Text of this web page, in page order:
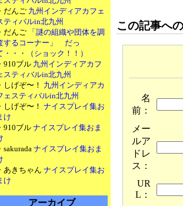
だんご 九州インディアカフェ
ティバルin北九州
だんご
「謎の組織や団体を調
するコーナー」 だっ
・・・（ショック！！）
910ブル 九州インディアカフ
スティバルin北九州
しげぞ〜！ 九州インディアカ
ェスティバルin北九州
しげぞ〜！ ナイスプレイ集お
け
910ブルナイスプレイ集おま
sakurada ナイスプレイ集おま
あきちゃん ナイスプレイ集お
け
アーカイブ
この記事へ
名
前：
メー
ルア
ドレ
ス：
UR
L：